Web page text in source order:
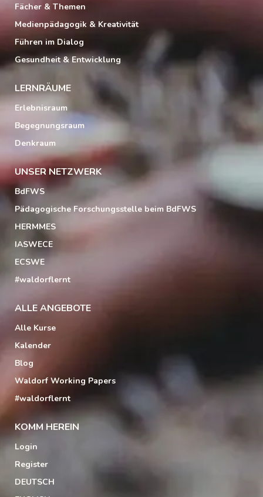
Fächer & Themen
Medienpädagogik & Kreativität
Führen im Dialog
Gesundheit & Entwicklung
LERNRÄUME
Erlebnisraum
Begegnungsraum
Denkraum
UNSER NETZWERK
BdFWS
Pädagogische Forschungsstelle beim BdFWS
HERMMES
IASWECE
ECSWE
#waldorflernt
ALLE ANGEBOTE
Alle Kurse
Kalender
Blog
Waldorf Working Papers
#waldorflernt
KOMM HEREIN
Login
Register
DEUTSCH